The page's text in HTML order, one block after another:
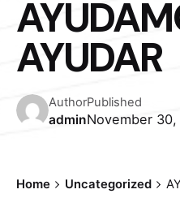
AYUDAR
Author
admin
Published
November
Home Uncategorized